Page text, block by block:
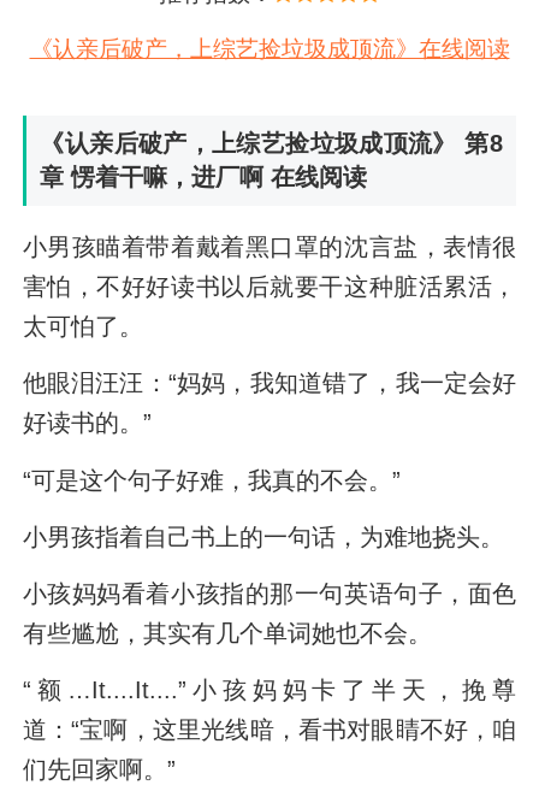
《认亲后破产，上综艺捡垃圾成顶流》在线阅读
《认亲后破产，上综艺捡垃圾成顶流》 第8
章 愣着干嘛，进厂啊 在线阅读
小男孩瞄着带着戴着黑口罩的沈言盐，表情很
害怕，不好好读书以后就要干这种脏活累活，
太可怕了。
他眼泪汪汪：“妈妈，我知道错了，我一定会好
好读书的。”
“可是这个句子好难，我真的不会。”
小男孩指着自己书上的一句话，为难地挠头。
小孩妈妈看着小孩指的那一句英语句子，面色
有些尴尬，其实有几个单词她也不会。
“额…It....It....”小孩妈妈卡了半天，挽尊
道：“宝啊，这里光线暗，看书对眼睛不好，咱
们先回家啊。”